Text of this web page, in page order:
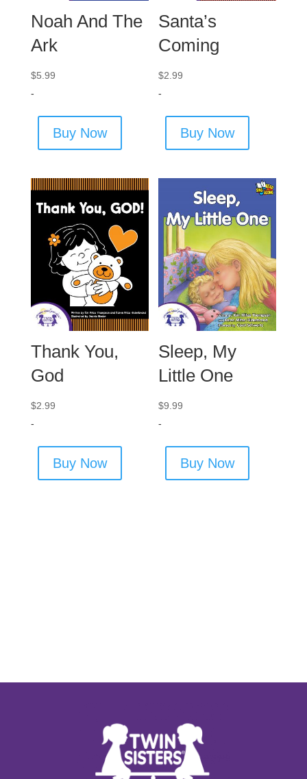
Noah And The
Ark
$5.99
-
Buy Now
Santa’s
Coming
$2.99
-
Buy Now
Thank You,
God
$2.99
-
Buy Now
Sleep, My
Little One
$9.99
-
Buy Now